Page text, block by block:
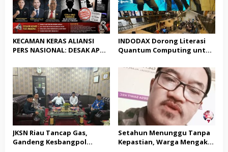
KECAMAN KERAS ALIANSI
PERS NASIONAL: DESAK APH
TERHADAP JURNALIS DAN
USUT TUNTAS GURITA
PUNGLI BERJAMAAH SERTA
DUGAAN KETERLIBATAN
KEPALA DINAS PENDIDIKAN
INDODAX Dorong Literasi
Quantum Computing untuk
Blockchain
JKSN Riau Tancap Gas,
Gandeng Kesbangpol
Setahun Menunggu Tanpa
Kepastian, Warga Mengaku